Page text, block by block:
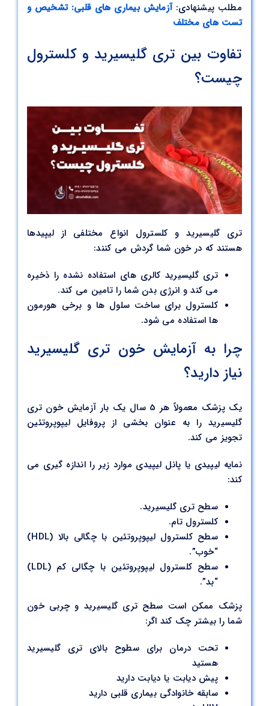
مطلب پیشنهادی:آزمایش بیماری های قلبی: تشخیص و
تست های مختلف
تفاوت بین تری گلیسیرید و کلسترول
چیست؟
تری گلیسیرید و کلسترول انواع مختلفی از لیپیدها
هستند که در خون شما گردش می کنند:
تری گلیسیرید کالری های استفاده نشده را ذخیره
می کند و انرژی بدن شما را تامین می کند.
کلسترول برای ساخت سلول ها و برخی هورمون
ها استفاده می شود.
چرا به آزمایش خون تری گلیسیرید
نیاز دارید؟
یک پزشک معمولاً هر 5 سال یک بار آزمایش خون تری
گلیسیرید را به عنوان بخشی از پروفایل لیپوپروتئین
تجویز می کند.
نمایه لیپیدی یا پانل لیپیدی موارد زیر را اندازه گیری می
کند:
سطح تری گلیسیرید.
کلسترول تام.
سطح کلسترول لیپوپروتئین با چگالی بالا (HDL)
“خوب”.
سطح کلسترول لیپوپروتئین با چگالی کم (LDL)
“بد”.
پزشک ممکن است سطح تری گلیسیرید و چربی خون
شما را بیشتر چک کند اگر:
تحت درمان برای سطوح بالای تری گلیسیرید
هستید
پیش دیابت یا دیابت دارید
سابقه خانوادگی بیماری قلبی دارید